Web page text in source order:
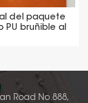
del paquete
PU bruñible al
Road No.888,